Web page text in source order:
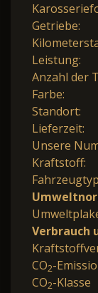
Getriebe:
Leistung:
Anzahl der
Farbe:
Standort:
Lieferzeit:
Unsere
Kraftstoff:
Verbrauch
CO2-
CO2-Klasse